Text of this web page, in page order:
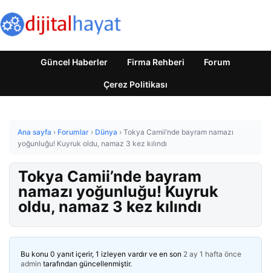
Güncel Haberler Firma Rehberi Forum
Çerez Politikası
Ana sayfa › Forumlar › Dünya › Tokya Camii’nde bayram namazı
yoğunluğu! Kuyruk oldu, namaz 3 kez kılındı
Tokya Camii’nde bayram
namazı yoğunluğu! Kuyruk
oldu, namaz 3 kez kılındı
Bu konu 0 yanıt içerir, 1 izleyen vardır ve en son 2 ay 1 hafta önce
admin tarafından güncellenmiştir.